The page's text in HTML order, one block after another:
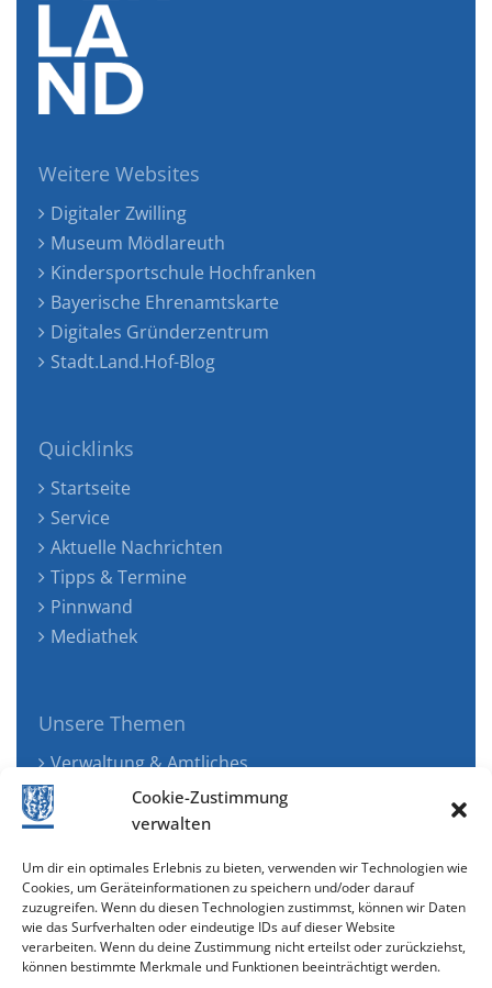
Cookie-Zustimmung
verwalten
Um dir ein optimales Erlebnis zu bieten, verwenden wir Technologien wie
Cookies, um Geräteinformationen zu speichern und/oder darauf
zuzugreifen. Wenn du diesen Technologien zustimmst, können wir Daten
wie das Surfverhalten oder eindeutige IDs auf dieser Website
verarbeiten. Wenn du deine Zustimmung nicht erteilst oder zurückziehst,
können bestimmte Merkmale und Funktionen beeinträchtigt werden.
Weitere Websites
Digitaler Zwilling
Museum Mödlareuth
Kindersportschule Hochfranken
Bayerische Ehrenamtskarte
Digitales Gründerzentrum
Stadt.Land.Hof-Blog
Quicklinks
Startseite
Service
Aktuelle Nachrichten
Tipps & Termine
Pinnwand
Mediathek
Unsere Themen
Verwaltung & Amtliches
Jugend, Familie & Gesundheit
Tourismus, Freizeit & Ökologie
Wirtschaft & Verkehr
Senioren & Inklusion